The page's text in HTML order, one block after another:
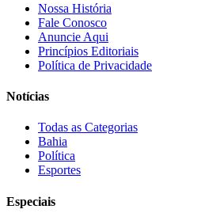
Nossa História
Fale Conosco
Anuncie Aqui
Princípios Editoriais
Política de Privacidade
Notícias
Todas as Categorias
Bahia
Política
Esportes
Especiais